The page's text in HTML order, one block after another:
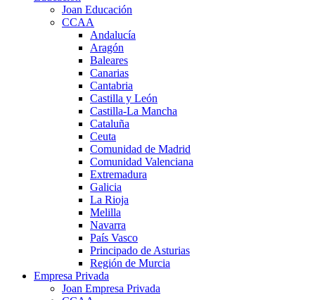
Joan Educación
CCAA
Andalucía
Aragón
Baleares
Canarias
Cantabria
Castilla y León
Castilla-La Mancha
Cataluña
Ceuta
Comunidad de Madrid
Comunidad Valenciana
Extremadura
Galicia
La Rioja
Melilla
Navarra
País Vasco
Principado de Asturias
Región de Murcia
Empresa Privada
Joan Empresa Privada